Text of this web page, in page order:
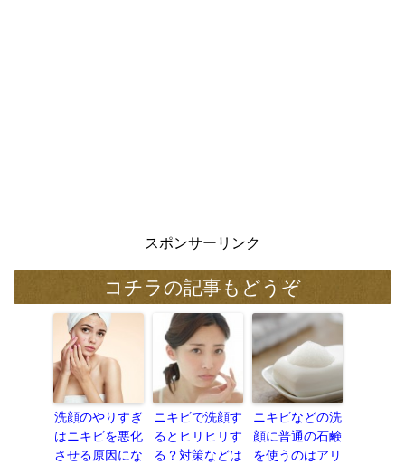
スポンサーリンク
コチラの記事もどうぞ
洗顔のやりすぎ
はニキビを悪化
させる原因にな
ニキビで洗顔す
るとヒリヒリす
る？対策などは
ニキビなどの洗
顔に普通の石鹸
を使うのはアリ